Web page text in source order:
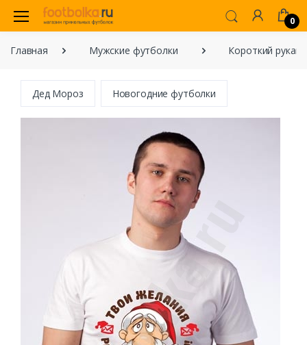
0
Главная Мужские футболки Короткий рукав
Дед Мороз Новогодние футболки